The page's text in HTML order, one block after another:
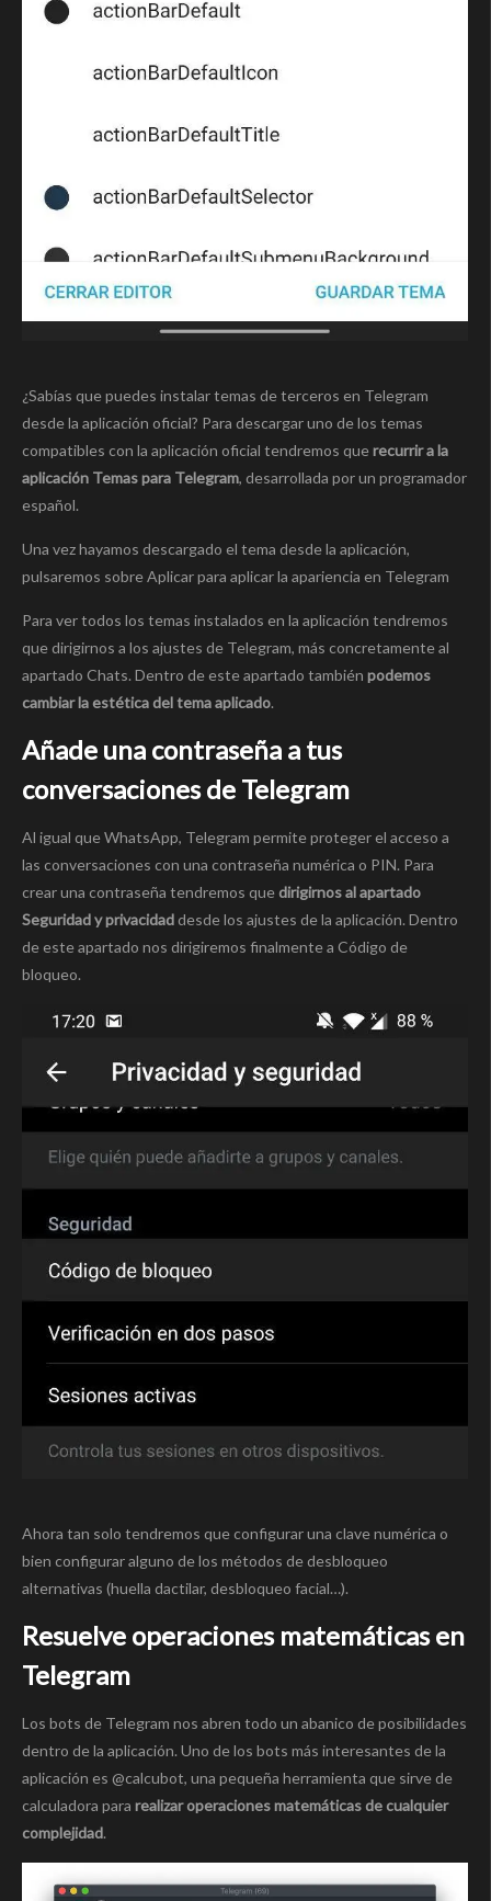
¿Sabías que puedes instalar temas de terceros en Telegram
desde la aplicación oficial? Para descargar uno de los temas
compatibles con la aplicación oficial tendremos querecurrir a la
aplicación Temas para Telegram, desarrollada por un programador
español.
Una vez hayamos descargado el tema desde la aplicación,
pulsaremos sobre Aplicar para aplicar la apariencia en Telegram
Para ver todos los temas instalados en la aplicación tendremos
que dirigirnos a los ajustes de Telegram, más concretamente al
apartado Chats. Dentro de este apartado también podemos
cambiar la estética del tema aplicado.
Añade una contraseña a tus
conversaciones de Telegram
Al igual que WhatsApp, Telegram permite proteger el acceso a
las conversaciones con una contraseña numérica o PIN. Para
crear una contraseña tendremos quedirigirnos al apartado
Seguridad y privacidaddesde los ajustes de la aplicación. Dentro
de este apartado nos dirigiremos finalmente a Código de
bloqueo.
Ahora tan solo tendremos que configurar una clave numérica o
bien configurar alguno de los métodos de desbloqueo
alternativas (huella dactilar, desbloqueo facial…).
Resuelve operaciones matemáticas en
Telegram
Los bots de Telegram nos abren todo un abanico de posibilidades
dentro de la aplicación. Uno de los bots más interesantes de la
aplicación es @calcubot, una pequeña herramienta que sirve de
calculadora para realizar operaciones matemáticas de cualquier
complejidad.